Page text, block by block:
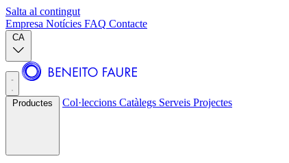
Salta al contingut
Empresa Notícies FAQ Contacte
CA
Productes Col·leccions Catàlegs Serveis Projectes